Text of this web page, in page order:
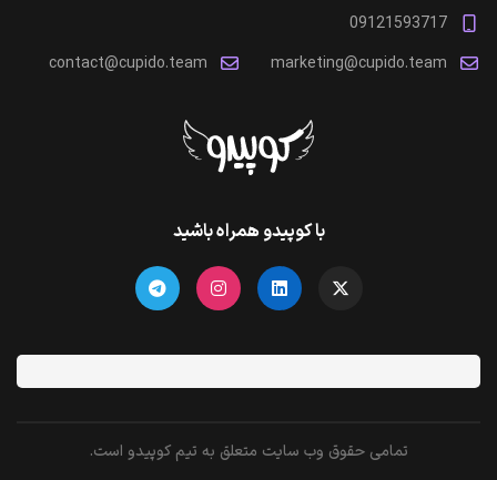
09121593717
marketing@cupido.team
contact@cupido.team
با کوپیدو همراه باشید
تمامی حقوق وب سایت متعلق به تیم کوپیدو است.